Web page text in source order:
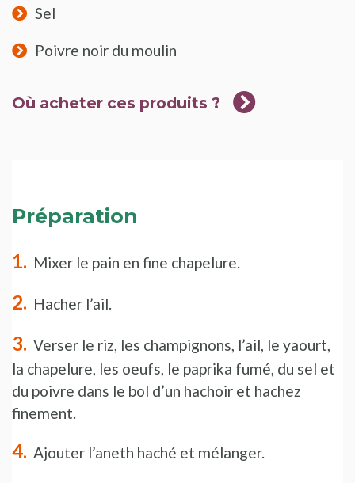
Sel
Poivre noir du moulin
Où acheter ces produits ?
Préparation
Mixer le pain en fine chapelure.
Hacher l’ail.
Verser le riz, les champignons, l’ail, le yaourt,
la chapelure, les oeufs, le paprika fumé, du sel et
du poivre dans le bol d’un hachoir et hachez
finement.
Ajouter l’aneth haché et mélanger.